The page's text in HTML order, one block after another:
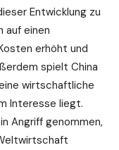
Entwicklung zu
auf einen
erhöht und
spielt China
wirtschaftliche
Interesse liegt.
Angriff genommen,